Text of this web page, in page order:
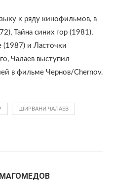
к ряду кинофильмов, в
Тайна синих гор (1981),
(1987) и Ласточки
Чалаев выступил
в фильме Чернов/Chernov.
ШИРВАНИ ЧАЛАЕВ